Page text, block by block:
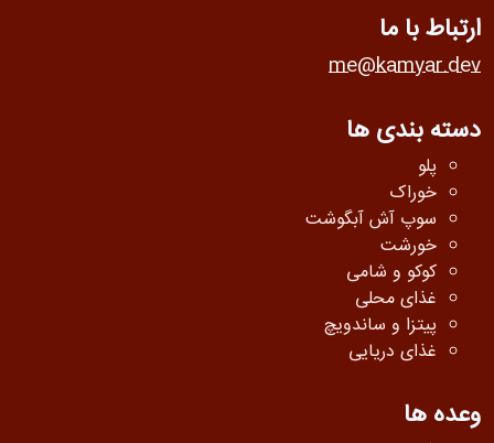
ارتباط با ما
me@kamyar.dev
دسته بندی ها
پلو
خوراک
سوپ آش آبگوشت
خورشت
کوکو و شامی
غذای محلی
پیتزا و ساندویچ
غذای دریایی
وعده ها